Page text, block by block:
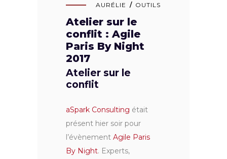
AURÉLIE OUTILS
Atelier sur le
conflit : Agile
Paris By Night
2017
Atelier sur le
conflit
aSpark Consulting était
présent hier soir pour
l’évènement Agile Paris
By Night. Experts,